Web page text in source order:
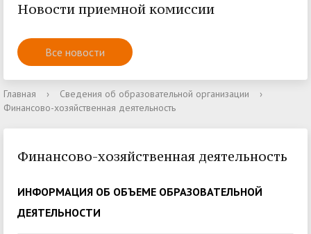
Новости приемной комиссии
Все новости
Главная › Сведения об образовательной организации
›
Финансово-хозяйственная деятельность
Финансово-хозяйственная деятельность
ИНФОРМАЦИЯ ОБ ОБЪЕМЕ ОБРАЗОВАТЕЛЬНОЙ
ДЕЯТЕЛЬНОСТИ